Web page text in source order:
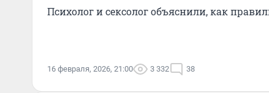
Психолог и сексолог объяснили, как
16 февраля, 2026, 21:00 3 332 38